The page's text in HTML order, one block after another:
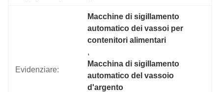
Evidenziare:
Macchine di sigillamento
automatico dei vassoi per
contenitori alimentari
,
Macchina di sigillamento
automatico del vassoio
d'argento